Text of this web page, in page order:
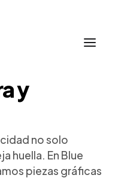
y
no solo
huella. En Blue
piezas gráficas